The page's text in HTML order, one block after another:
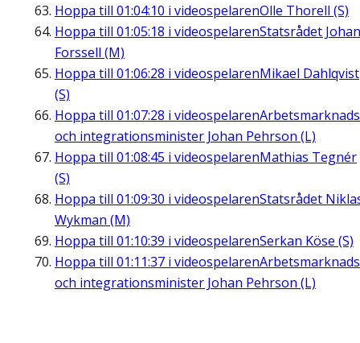
Hoppa till 01:04:10 i videospelarenOlle Thorell (S)
Hoppa till 01:05:18 i videospelarenStatsrådet Johan
Forssell (M)
Hoppa till 01:06:28 i videospelarenMikael Dahlqvist
(S)
Hoppa till 01:07:28 i videospelaren
och integrationsminister Johan Pehrson (L)
Hoppa till 01:08:45 i videospelarenMathias Tegnér
(S)
Hoppa till 01:09:30 i videospelarenStatsrådet
Wykman (M)
Hoppa till 01:10:39 i videospelarenSerkan Köse (S)
Hoppa till 01:11:37 i videospelaren
och integrationsminister Johan Pehrson (L)